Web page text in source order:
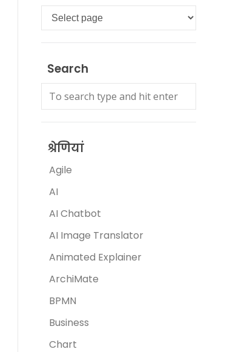
Languages
Search
श्रेणियां
Agile
AI
AI Chatbot
AI Image Translator
Animated Explainer
ArchiMate
BPMN
Business
Chart